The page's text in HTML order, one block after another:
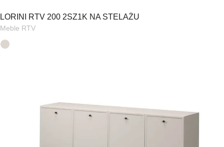
LORINI RTV 200 2SZ1K NA STELAŻU
Meble RTV